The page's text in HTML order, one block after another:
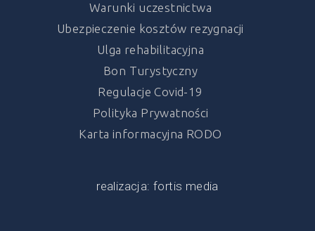
Warunki uczestnictwa
Ubezpieczenie kosztów rezygnacji
Ulga rehabilitacyjna
Bon Turystyczny
Regulacje Covid-19
Polityka Prywatności
Karta informacyjna RODO
realizacja: fortis media